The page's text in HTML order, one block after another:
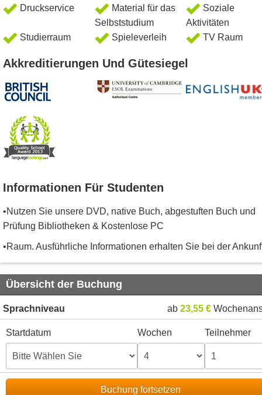
Druckservice
Material für das
Selbststudium
Soziale
Aktivitäten
Studierraum
Spieleverleih TV Raum
Akkreditierungen Und Gütesiegel
Informationen Für Studenten
•Nutzen Sie unsere DVD, native Buch, abgestuften Buch und
Prüfung Bibliotheken & Kostenlose PC
•Raum. Ausführliche Informationen erhalten Sie bei der
Übersicht der Buchung
Sprachniveau ab 23,55 €
Startdatum Wochen Teilnehmer
Buchung fortsetzen